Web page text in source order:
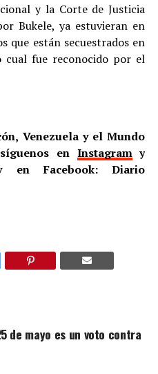
y la Corte de Justicia
Bukele, ya estuvieran en
que están secuestrados en
cual fue reconocido por el
Venezuela y el Mundo
síguenos en Instagramy
en Facebook: Diario
de mayo es un voto contra